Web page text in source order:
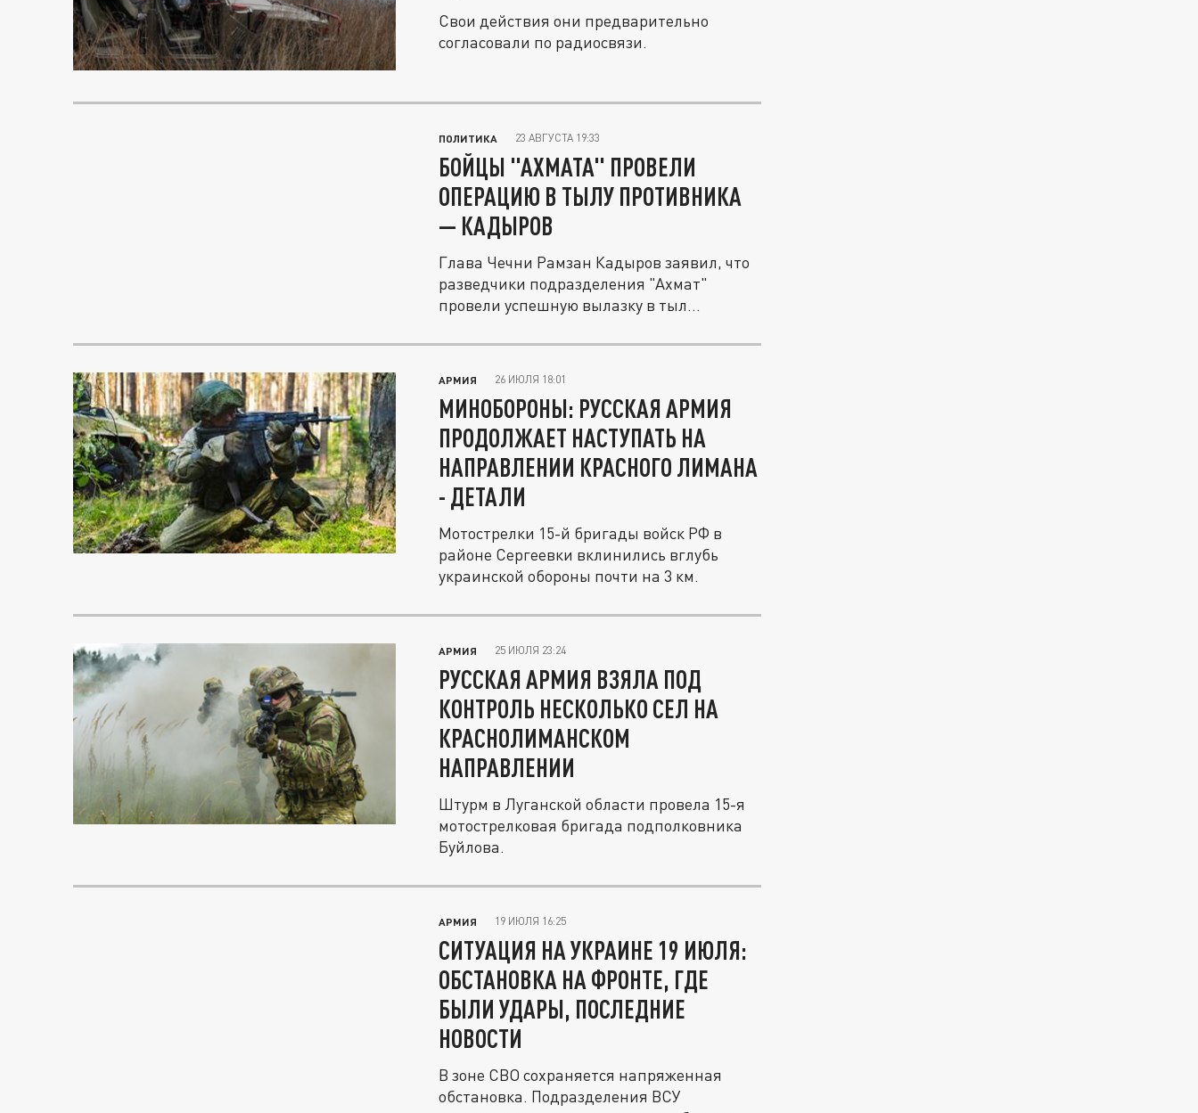
Свои действия они предварительно
согласовали по радиосвязи.
ПОЛИТИКА 23 АВГУСТА 19:33
БОЙЦЫ "АХМАТА" ПРОВЕЛИ
ОПЕРАЦИЮ В ТЫЛУ ПРОТИВНИКА
— КАДЫРОВ
Глава Чечни Рамзан Кадыров заявил, что
разведчики подразделения "Ахмат"
провели успешную вылазку в тыл...
АРМИЯ 26 ИЮЛЯ 18:01
МИНОБОРОНЫ: РУССКАЯ АРМИЯ
ПРОДОЛЖАЕТ НАСТУПАТЬ НА
НАПРАВЛЕНИИ КРАСНОГО ЛИМАНА
- ДЕТАЛИ
Мотострелки 15-й бригады войск РФ в
районе Сергеевки вклинились вглубь
украинской обороны почти на 3 км.
АРМИЯ 25 ИЮЛЯ 23:24
РУССКАЯ АРМИЯ ВЗЯЛА ПОД
КОНТРОЛЬ НЕСКОЛЬКО СЕЛ НА
КРАСНОЛИМАНСКОМ
НАПРАВЛЕНИИ
Штурм в Луганской области провела 15-я
мотострелковая бригада подполковника
Буйлова.
АРМИЯ 19 ИЮЛЯ 16:25
СИТУАЦИЯ НА УКРАИНЕ 19 ИЮЛЯ:
ОБСТАНОВКА НА ФРОНТЕ, ГДЕ
БЫЛИ УДАРЫ, ПОСЛЕДНИЕ
НОВОСТИ
В зоне СВО сохраняется напряженная
обстановка. Подразделения ВСУ